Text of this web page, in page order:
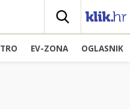
EV-ZONA OGLASNIK